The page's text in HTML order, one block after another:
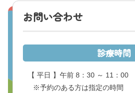
お問い合わせ
診療時間
【 平日 】午前 8：30 ～ 11：00
※予約のある方は指定の時間